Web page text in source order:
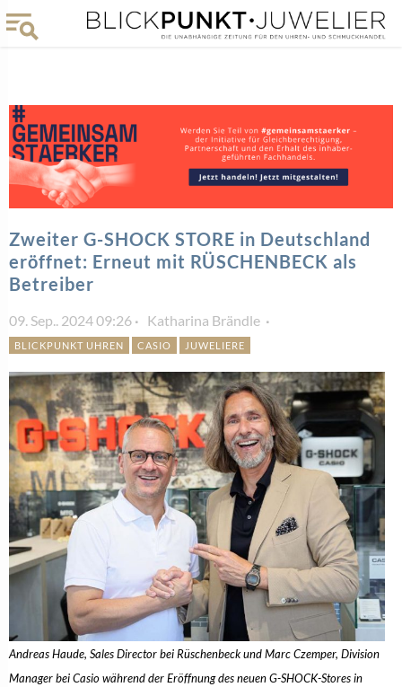
Zweiter G-SHOCK STORE in Deutschland
eröffnet: Erneut mit RÜSCHENBECK als
Betreiber
09. Sep.. 2024 09:26 Katharina Brändle
BLICKPUNKT UHREN CASIO JUWELIERE
Andreas Haude, Sales Director bei Rüschenbeck und Marc Czemper, Division
Manager bei Casio während der Eröffnung des neuen G-SHOCK-Stores in